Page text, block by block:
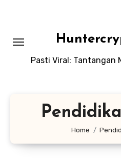
Pasti Viral: Tantangan
Home